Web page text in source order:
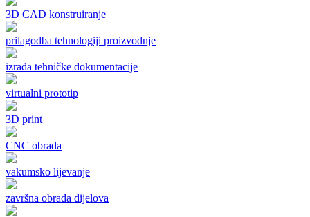
3D CAD konstruiranje
prilagodba tehnologiji proizvodnje
izrada tehničke dokumentacije
virtualni prototip
3D print
CNC obrada
vakumsko lijevanje
završna obrada dijelova